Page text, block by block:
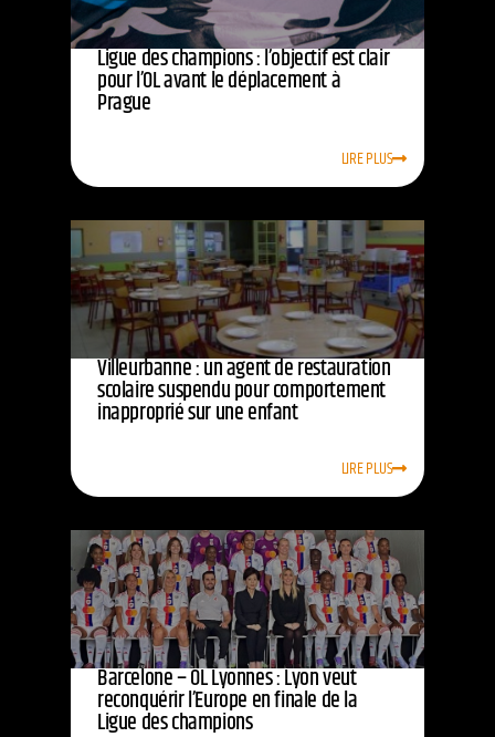
Ligue des champions : l’objectif est clair
pour l’OL avant le déplacement à
Prague
LIRE PLUS
Villeurbanne : un agent de restauration
scolaire suspendu pour comportement
inapproprié sur une enfant
LIRE PLUS
Barcelone – OL Lyonnes : Lyon veut
reconquérir l’Europe en finale de la
Ligue des champions